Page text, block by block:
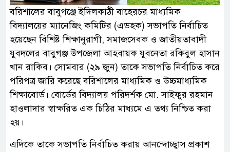
বরিশালের বাবুগঞ্জে ইদিলকাঠী বাহেরচর মাধ্যমিক
বিদ্যালয়ের ম্যানেজিং কমিটির (এডহক) সভাপতি নির্বাচিত
হয়েছেন বিশিষ্ট শিক্ষানুরাগী, সমাজসেবক ও জাতীয়তাবাদী
যুবদলের বাবুগঞ্জ উপজেলা আহবায়ক যুবনেতা রকিবুল হাসান
খান রাকিব। সোমবার (২৯ জুন) তাকে সভাপতি নির্বাচিত করে
পরিপত্র জারি করেছে বরিশালের মাধ্যমিক ও উচ্চমাধ্যমিক
শিক্ষাবোর্ড। বোর্ডের বিদ্যালয় পরিদর্শক মো. সাইফুর রহমান
হাওলাদার স্বাক্ষরিত এক চিঠির মাধ্যমে এ তথ্য নিশ্চিত করা
হয়।
এদিকে তাকে সভাপতি নির্বাচিত করায় আনন্দোচ্ছ্বাস প্রকাশ